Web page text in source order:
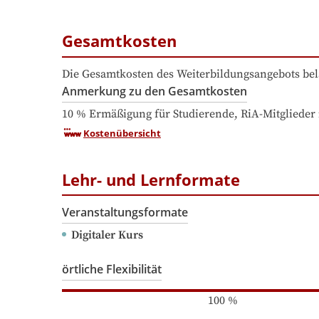
Gesamtkosten
Die Gesamtkosten des Weiterbildungsangebots
Anmerkung zu den Gesamtkosten
10 % Ermäßigung für Studierende, RiA-
Kostenübersicht
Lehr- und Lernformate
Veranstaltungsformate
Digitaler Kurs
örtliche Flexibilität
100%